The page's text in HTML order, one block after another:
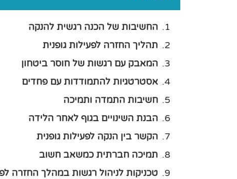
החשיבות של הכנה רגשית להנקה
תהליך החזרה לפעילות גופנית
המאבק עם רגשות של חוסר ביטחון
אסטרטגיות להתמודדות עם פחדים
חשיבות התמדה ותמיכה
הבנת השינויים בגוף לאחר הלידה
הקשר בין הנקה לפעילות גופנית
תמיכה חברתית כמשאב חשוב
טכניקות לניהול רגשות במהלך החזרה